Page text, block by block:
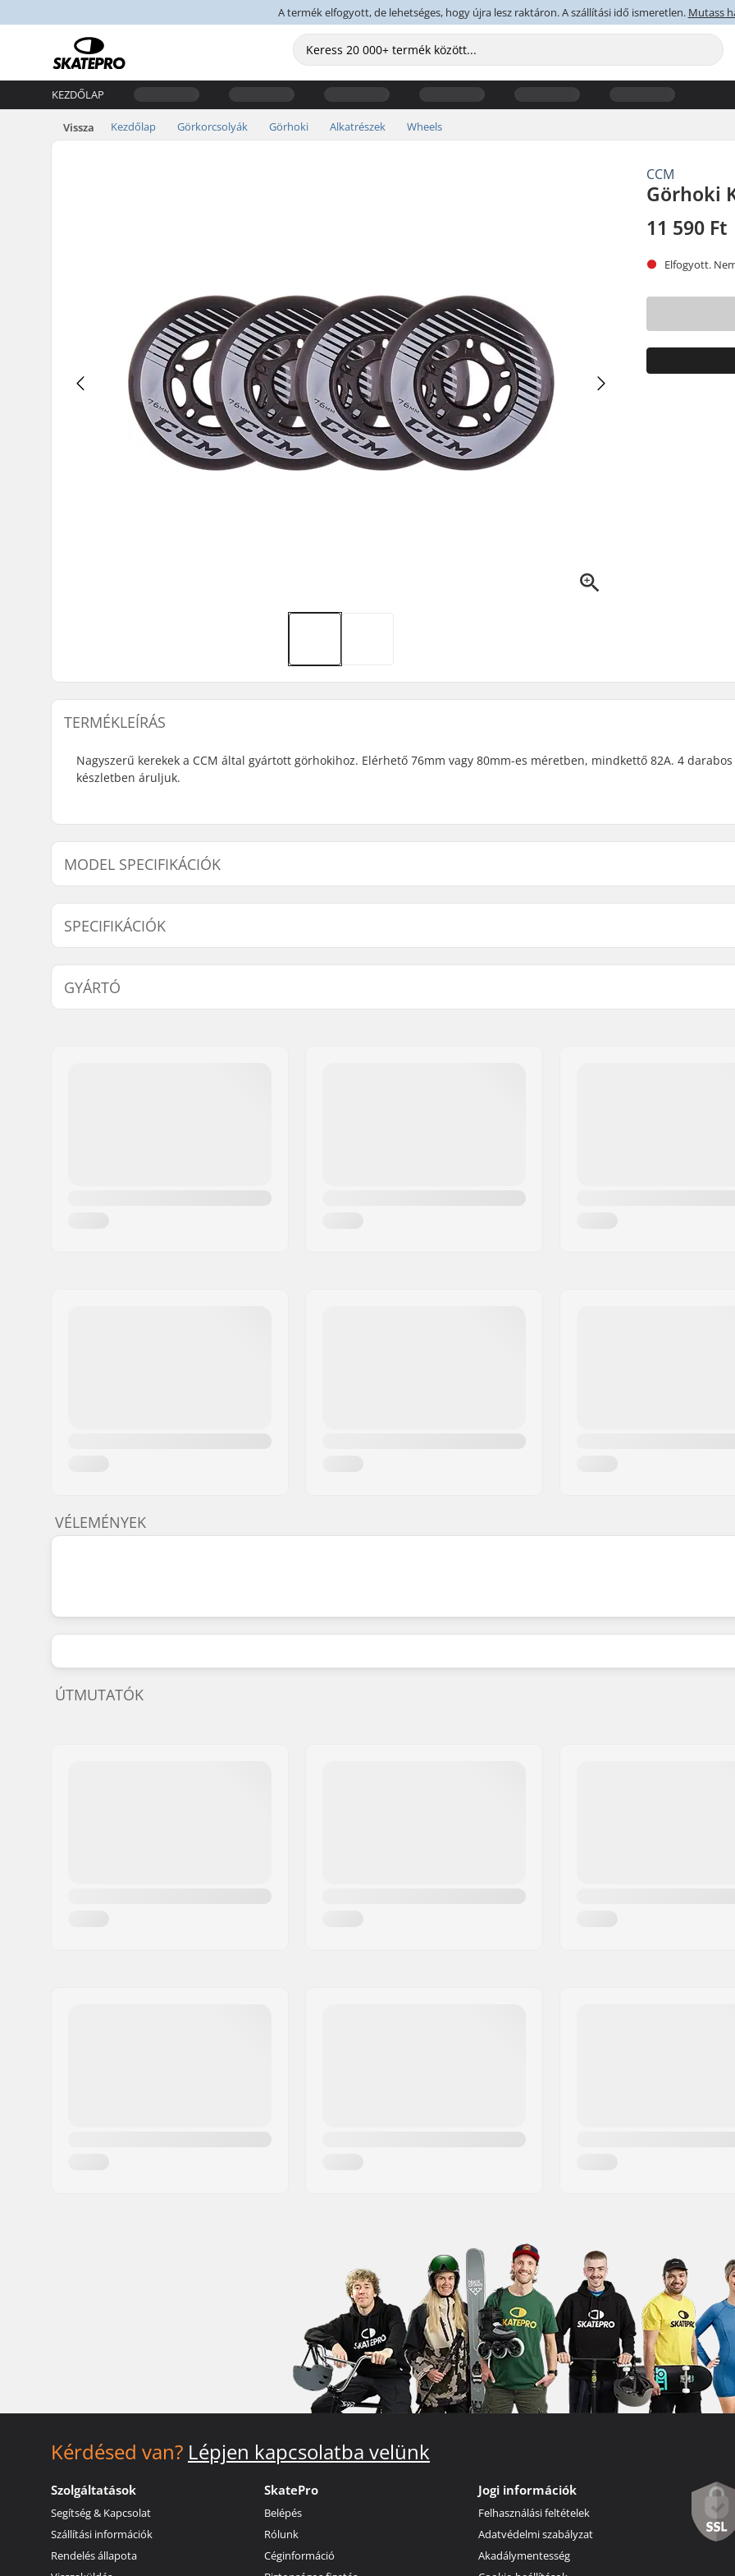
A termék elfogyott, de lehetséges, hogy újra lesz raktáron. A szállítási idő ismeretlen. Mutass
KEZDŐLAP
Vissza Kezdőlap Görkorcsolyák Görhoki Alkatrészek Wheels
CCM
Görhoki
11 590 Ft
Elfogyott.
TERMÉKLEÍRÁS
Nagyszerű kerekek a CCM által gyártott görhokihoz. Elérhető 76mm vagy 80mm-es méretben, mindkettő 82A. 4 darabos
készletben áruljuk.
MODEL SPECIFIKÁCIÓK
76mm - 82A
SPECIFIKÁCIÓK
Kerék keménysége:
82A
Kerék per csomag:
Mag anyaga:
GYÁRTÓ
VÉLEMÉNYEK
ÚTMUTATÓK
Kérdésed van? Lépjen kapcsolatba velünk
Szolgáltatások
Segítség & Kapcsolat
Szállítási információk
Rendelés állapota
SkatePro
Belépés
Rólunk
Céginformáció
Jogi információk
Felhasználási feltételek
Adatvédelmi szabályzat
Akadálymentesség